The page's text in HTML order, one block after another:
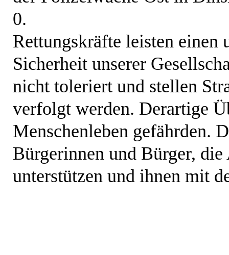
0.
Rettungskräfte leisten
Sicherheit unserer
nicht toleriert und stellen
verfolgt werden. Derartige
Menschenleben gefährden.
Bürgerinnen und Bürger,
unterstützen und ihnen mit